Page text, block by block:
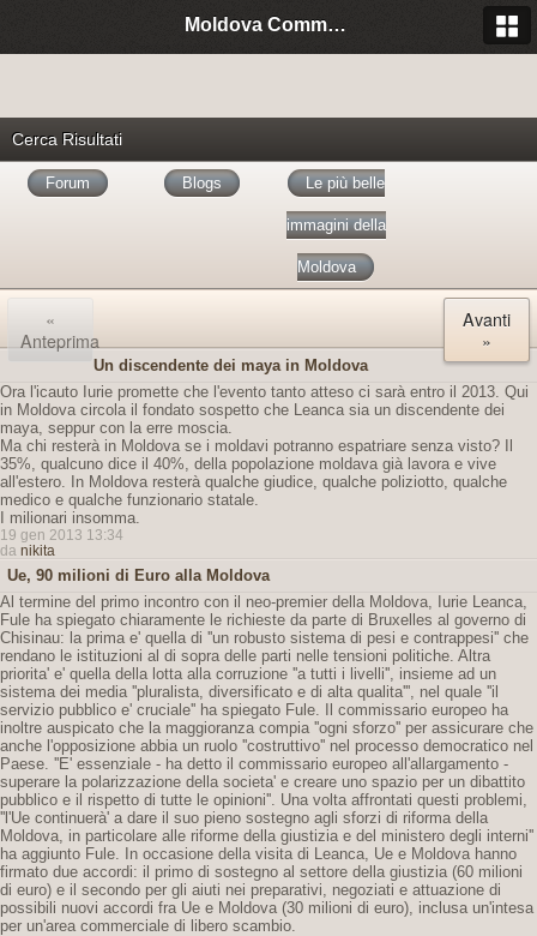
Moldova Community Italia
Cerca Risultati
Forum Blogs Le più belle
immagini della
Moldova
«
Anteprima
Avanti
»
Un discendente dei maya in Moldova
Ora l'icauto Iurie promette che l'evento tanto atteso ci sarà entro il 2013. Qui
in Moldova circola il fondato sospetto che Leanca sia un discendente dei
maya, seppur con la erre moscia.
Ma chi resterà in Moldova se i moldavi potranno espatriare senza visto? Il
35%, qualcuno dice il 40%, della popolazione moldava già lavora e vive
all'estero. In Moldova resterà qualche giudice, qualche poliziotto, qualche
medico e qualche funzionario statale.
I milionari insomma.
19 gen 2013 13:34
da nikita
Ue, 90 milioni di Euro alla Moldova
Al termine del primo incontro con il neo-premier della Moldova, Iurie Leanca,
Fule ha spiegato chiaramente le richieste da parte di Bruxelles al governo di
Chisinau: la prima e' quella di ''un robusto sistema di pesi e contrappesi'' che
rendano le istituzioni al di sopra delle parti nelle tensioni politiche. Altra
priorita' e' quella della lotta alla corruzione ''a tutti i livelli'', insieme ad un
sistema dei media ''pluralista, diversificato e di alta qualita''', nel quale ''il
servizio pubblico e' cruciale'' ha spiegato Fule. Il commissario europeo ha
inoltre auspicato che la maggioranza compia ''ogni sforzo'' per assicurare che
anche l'opposizione abbia un ruolo ''costruttivo'' nel processo democratico nel
Paese. ''E' essenziale - ha detto il commissario europeo all'allargamento -
superare la polarizzazione della societa' e creare uno spazio per un dibattito
pubblico e il rispetto di tutte le opinioni''. Una volta affrontati questi problemi,
''l'Ue continuerà' a dare il suo pieno sostegno agli sforzi di riforma della
Moldova, in particolare alle riforme della giustizia e del ministero degli interni''
ha aggiunto Fule. In occasione della visita di Leanca, Ue e Moldova hanno
firmato due accordi: il primo di sostegno al settore della giustizia (60 milioni
di euro) e il secondo per gli aiuti nei preparativi, negoziati e attuazione di
possibili nuovi accordi fra Ue e Moldova (30 milioni di euro), inclusa un'intesa
per un'area commerciale di libero scambio.